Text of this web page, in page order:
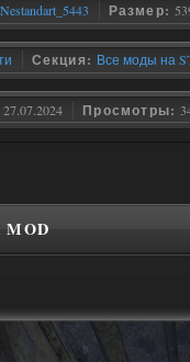
Размер:
Секция: Все моды на
27.07.2024 Просмотры:
MOD